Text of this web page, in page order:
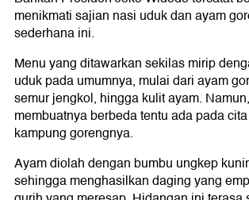
menikmati sajian nasi uduk dan ayam
sederhana ini.
Menu yang ditawarkan sekilas mirip
uduk pada umumnya, mulai dari ayam
semur jengkol, hingga kulit ayam.
membuatnya berbeda tentu ada pada
kampung gorengnya.
Ayam diolah dengan bumbu ungkep
sehingga menghasilkan daging yang